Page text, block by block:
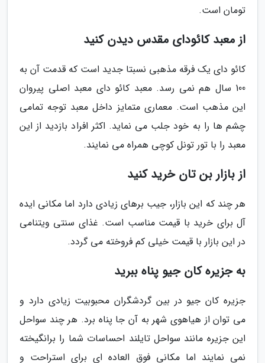
تومان است.
از معبد کائودای مقدس دیدن کنید
کائو دای یک فرقه مذهبی نسبتا جدید است که قدمت آن به
100 سال هم نمی رسد. معبد کائو دای معبد اصلی پیروان
این مذهب است. معماری متمایز داخل معبد توجه تمامی
چشم ها را به خود جلب می نماید. اکثر افراد بازدید از این
معبد را با تور تونل کوچی همراه می نمایند.
از بازار بن تان خرید کنید
هر چند که این بازار، جیب برهای زیادی دارد اما مکانی ایده
آل برای خرید با قیمت مناسب است. غذای سنتی ویتنامی
در این بازار با قیمت خیلی کم فروخته می گردد.
به جزیره کان جیو پناه ببرید
جزیره کان جیو در بین گردشگران محبوبیت زیادی دارد و
می توان از هیاهوی شهر به آن جا پناه برد. هر چند سواحل
این جزیره مانند سواحل تایلند احساسات شما را برانگیخته
نمی نمایند اما مکانی فوق العاده ای برای استراحت و